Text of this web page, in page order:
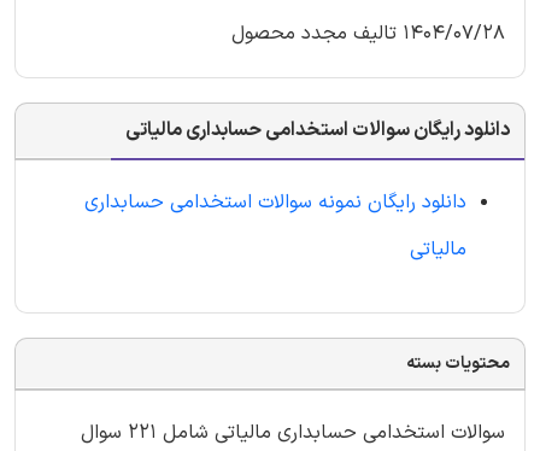
1404/07/28 تالیف مجدد محصول
دانلود رایگان سوالات استخدامی حسابداری مالیاتی
دانلود رایگان نمونه سوالات استخدامی حسابداری
مالیاتی
محتویات بسته
سوالات استخدامی حسابداری مالیاتی شامل 221 سوال